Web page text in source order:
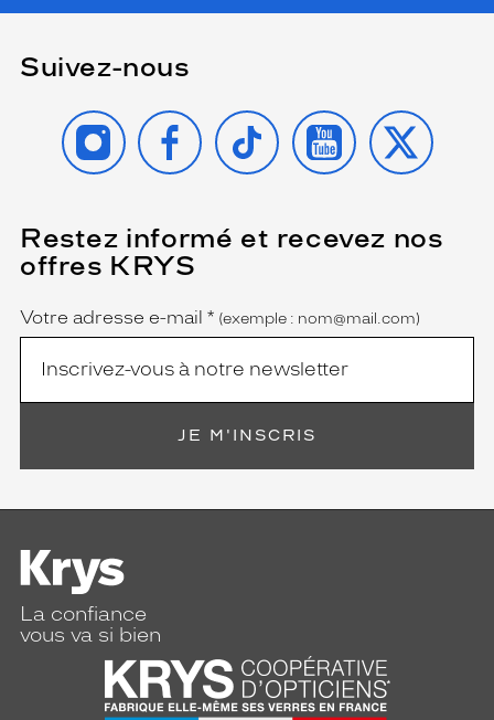
Suivez-nous
INSTAGRAMFACEBOOK
TIKTOK YOUTUBE
X
Restez informé et recevez nos
offres KRYS
Name
Votre adresse e-mail *
(Ce
champ
est
obligatoire)
(exemple : nom@mail.com)
JE M'INSCRIS
La confiance
vous va si bien